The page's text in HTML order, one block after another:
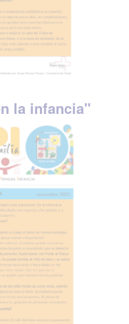
la infancia"